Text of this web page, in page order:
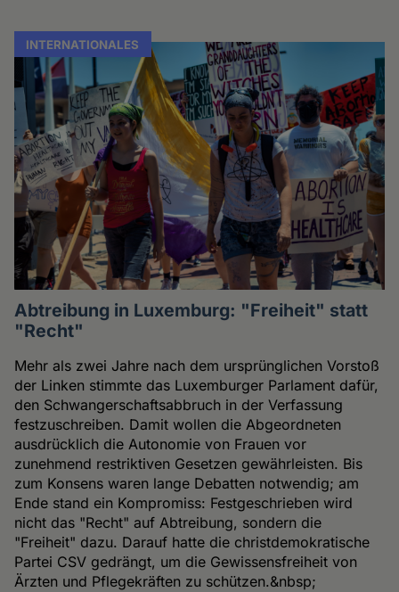
INTERNATIONALES
Abtreibung in Luxemburg: "Freiheit" statt
"Recht"
Mehr als zwei Jahre nach dem ursprünglichen Vorstoß
der Linken stimmte das Luxemburger Parlament dafür,
den Schwangerschaftsabbruch in der Verfassung
festzuschreiben. Damit wollen die Abgeordneten
ausdrücklich die Autonomie von Frauen vor
zunehmend restriktiven Gesetzen gewährleisten. Bis
zum Konsens waren lange Debatten notwendig; am
Ende stand ein Kompromiss: Festgeschrieben wird
nicht das "Recht" auf Abtreibung, sondern die
"Freiheit" dazu. Darauf hatte die christdemokratische
Partei CSV gedrängt, um die Gewissensfreiheit von
Ärzten und Pflegekräften zu schützen.&nbsp;